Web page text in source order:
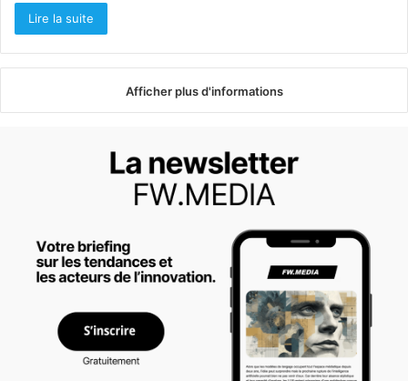
Lire la suite
Afficher plus d'informations